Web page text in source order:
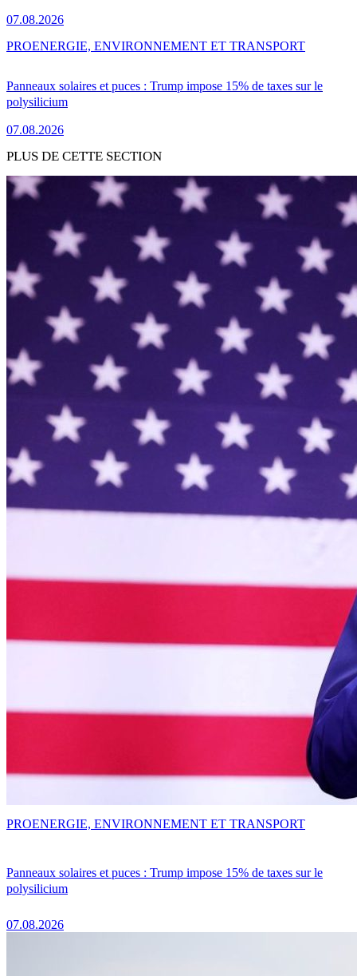
07.08.2026
Panneaux solaires et puces : Trump impose 15% de taxes sur le
polysilicium
07.08.2026
PROENERGIE, ENVIRONNEMENT ET TRANSPORT
PLUS DE CETTE SECTION
Panneaux solaires et puces : Trump impose 15% de taxes sur le
polysilicium
07.08.2026
PROENERGIE, ENVIRONNEMENT ET TRANSPORT